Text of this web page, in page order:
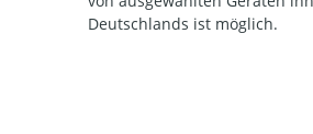
Deutschlands ist möglich.